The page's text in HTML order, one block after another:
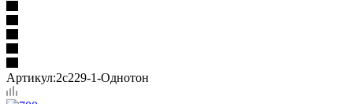
Артикул:2с229-1-Однотон